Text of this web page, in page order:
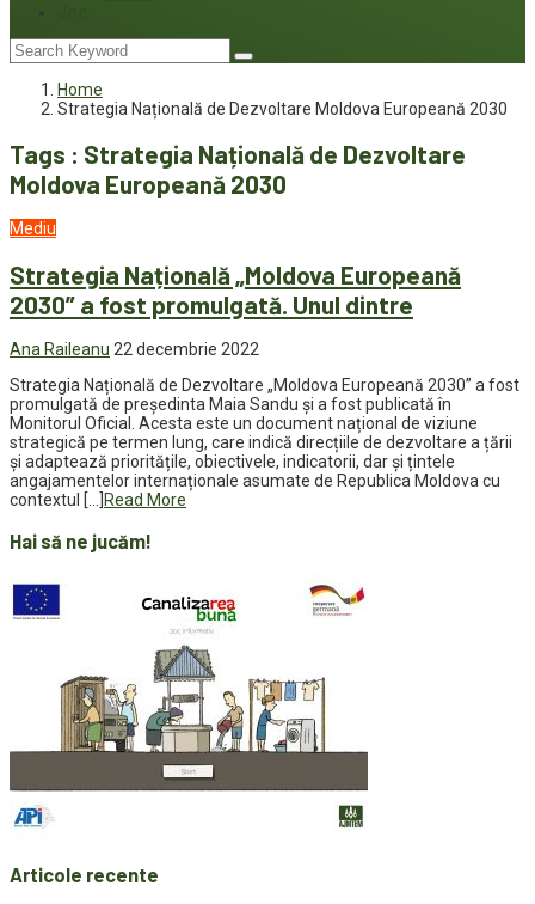
Home
Strategia Națională de Dezvoltare Moldova Europeană 2030
Tags : Strategia Națională de Dezvoltare
Moldova Europeană 2030
Mediu
Strategia Națională „Moldova Europeană
2030” a fost promulgată. Unul dintre
Ana Raileanu 22 decembrie 2022
Strategia Națională de Dezvoltare „Moldova Europeană 2030” a fost
promulgată de președinta Maia Sandu și a fost publicată în
Monitorul Oficial. Acesta este un document național de viziune
strategică pe termen lung, care indică direcțiile de dezvoltare a țării
și adaptează prioritățile, obiectivele, indicatorii, dar și țintele
angajamentelor internaționale asumate de Republica Moldova cu
contextul […] Read More
Hai să ne jucăm!
Articole recente